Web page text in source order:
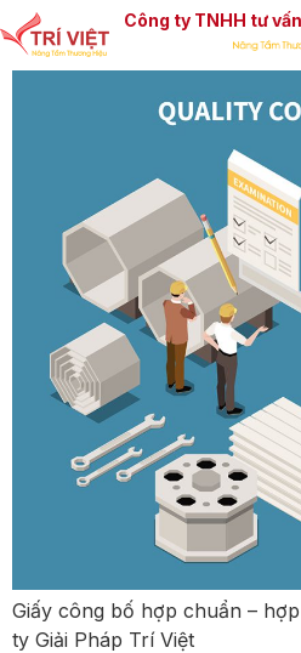
Công ty TNHH tư
Giấy công bố hợp chuẩn –
ty Giải Pháp Trí Việt